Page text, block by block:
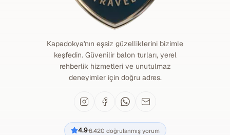
Kapadokya'nın eşsiz güzelliklerini bizimle
keşfedin. Güvenilir balon turları, yerel
rehberlik hizmetleri ve unutulmaz
deneyimler için doğru adres.
4.9·6.420 doğrulanmış yorum